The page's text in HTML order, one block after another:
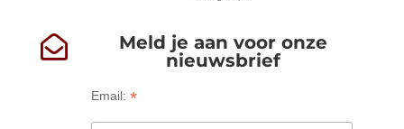

Meld je aan voor onze
nieuwsbrief
Email:*